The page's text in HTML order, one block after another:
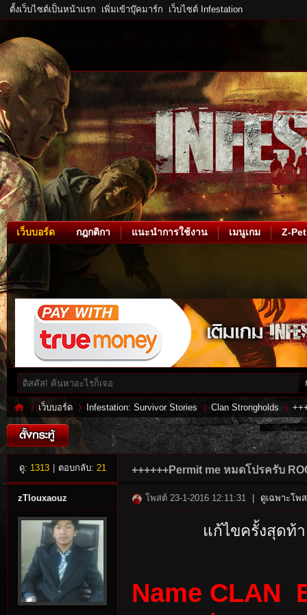
ตั้งเว็บไซต์เป็นหน้าแรก เพิ่มเข้าบุ๊คมาร์ก เว็บไซต์ Infestation
เว็บบอร์ด กฎกติกา แนะนำการใช้งาน เมนูเกม Z-Pet
Inf
es
»
เว็บบอร์ด
›
Infestation: Survivor Stories
›
Clan Strongholds
›
ดู: 1313 ตอบกลับ: 21 ++++++Permit me หมดโปรครับ
zTlouxaouz โพสต์ 23-1-2016 12:11:31 ดูเฉพาะโพ
แก้ไขครั้งสุดท้
Name CLAN